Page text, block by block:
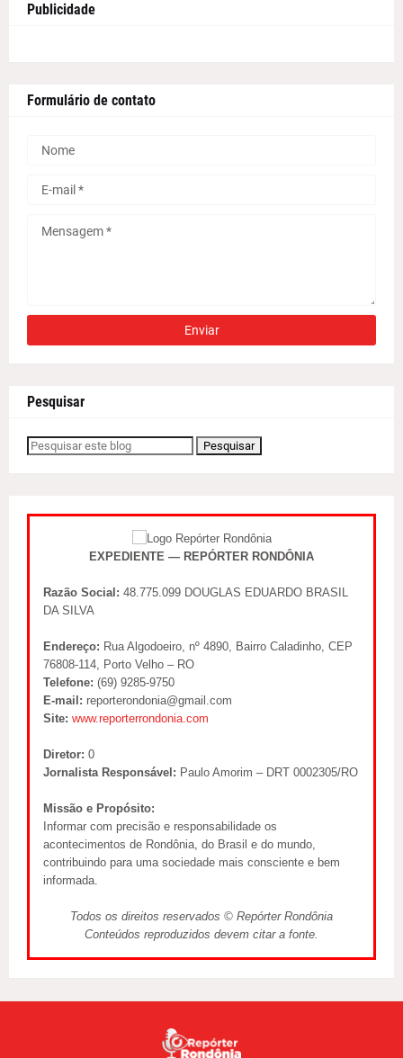
Publicidade
Formulário de contato
Pesquisar
EXPEDIENTE — REPÓRTER RONDÔNIA
Razão Social: 48.775.099 DOUGLAS EDUARDO BRASIL
DA SILVA
Endereço: Rua Algodoeiro, nº 4890, Bairro Caladinho, CEP
76808-114, Porto Velho – RO
Telefone: (69) 9285-9750
E-mail: reporterondonia@gmail.com
Site: www.reporterrondonia.com
Diretor: 0
Jornalista Responsável: Paulo Amorim – DRT 0002305/RO
Missão e Propósito:
Informar com precisão e responsabilidade os
acontecimentos de Rondônia, do Brasil e do mundo,
contribuindo para uma sociedade mais consciente e bem
informada.
Todos os direitos reservados © Repórter Rondônia
Conteúdos reproduzidos devem citar a fonte.